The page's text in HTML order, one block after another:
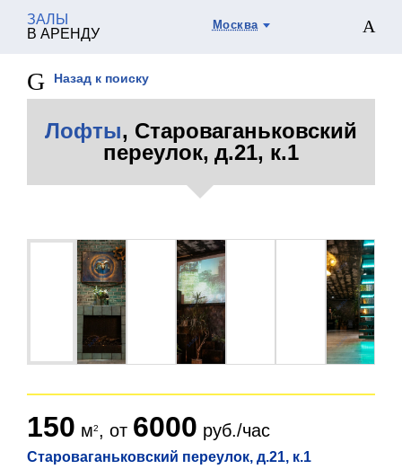
ЗАЛЫ
В АРЕНДУ
Москва
Назад к поиску
Лофты, Староваганьковский
переулок, д.21, к.1
Староваганьковский переулок, д.21, к.1
150 м , от 6000 руб./час